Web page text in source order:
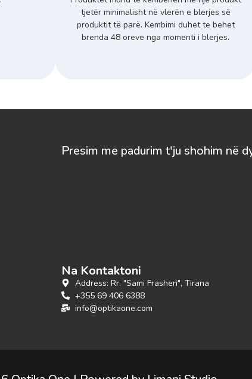
tjetër minimalisht në vlerën e blerjes së
produktit të parë. Kembimi duhet te behet
brenda 48 oreve nga momenti i blerjes.
Presim me padurim t'ju shohim në
Na Kontaktoni
Address: Rr. "Sami Frasheri", Tirana
+355 69 406 6388
info@optikaone.com